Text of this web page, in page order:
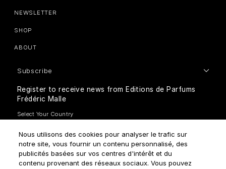
NEWSLETTER
SHOP
ABOUT
Subscribe
Register to receive news from Editions de Parfums
Frédéric Malle
Nous utilisons des cookies pour analyser le trafic sur
notre site, vous fournir un contenu personnalisé, des
publicités basées sur vos centres d'intérêt et du
contenu provenant des réseaux sociaux. Vous pouvez